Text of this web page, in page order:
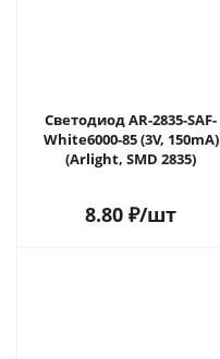
Светодиод AR-2835-SAF-
White6000-85 (3V, 150mA)
(Arlight, SMD 2835)
8.80 ₽/шт